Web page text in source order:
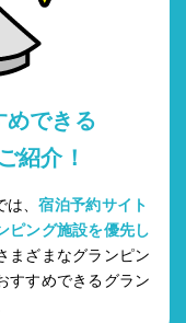
めできる
紹介！
は、宿泊予約サイト
ピング施設を優先し
まざまなグランピン
すすめできるグラン